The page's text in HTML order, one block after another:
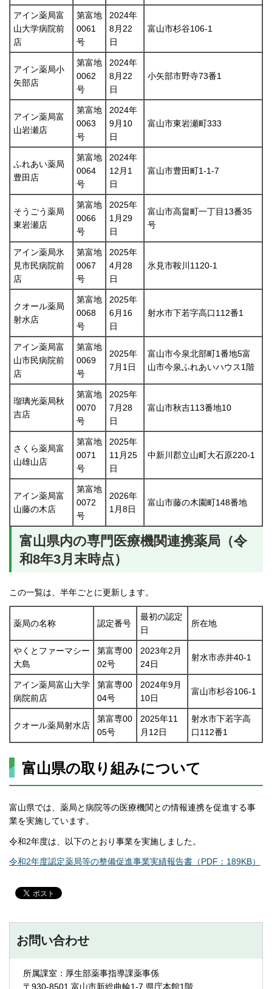
アイン薬局富
山大学病院前
店
第富地
0061
号
2024年
8月22
日
富山市杉谷106-1
アイン薬局小
矢部店
第富地
0062
号
2024年
8月22
日
小矢部市野寺73番1
アイン薬局富
山岩瀬店
第富地
0063
号
2024年
9月10
日
富山市東岩瀬町333
ふれあい薬局
豊田店
第富地
0064
号
2024年
12月1
日
富山市豊田町1-1-7
そうごう薬局
東岩瀬店
第富地
0066
号
2025年
1月29
日
富山市高畠町一丁目13番35
号
アイン薬局氷
見市民病院前
店
第富地
0067
号
2025年
4月28
日
氷見市鞍川1120-1
クオール薬局
射水店
第富地
0068
号
2025年
6月16
日
射水市下若字高口112番1
アイン薬局富
山市民病院前
店
第富地
0069
号
2025年
7月1日
富山市今泉北部町1番地5富
山市今泉ふれあいハウス1階
瑠璃光薬局秋
吉店
第富地
0070
号
2025年
7月28
日
富山市秋吉113番地10
さくら薬局富
山雄山店
第富地
0071
号
2025年
11月25
日
中新川郡立山町大石原220-1
アイン薬局富
山藤の木店
第富地
0072
号
2026年
1月8日
富山市藤の木園町148番地
富山県内の専門医療機関連携薬局（令
和8年3月末時点）
この一覧は、半年ごとに更新します。
薬局の名称 認定番号
最初の認定
日
所在地
やくとファーマシー
大島
第富専00
02号
2023年2月
24日
射水市赤井40-1
アイン薬局富山大学
病院前店
第富専00
04号
2024年9月
10日
富山市杉谷106-1
クオール薬局射水店
第富専00
05号
2025年11
月12日
射水市下若字高
口112番1
富山県の取り組みについて
富山県では、薬局と病院等の医療機関との情報連携を促進する事
業を実施しています。
令和2年度は、以下のとおり事業を実施しました。
令和2年度認定薬局等の整備促進事業実績報告書（PDF：189KB）
お問い合わせ
所属課室：厚生部薬事指導課薬事係
〒930-8501 富山市新総曲輪1-7 県庁本館1階